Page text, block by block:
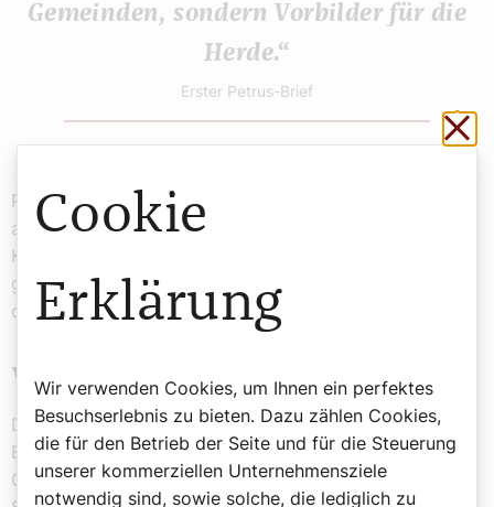
Gemeinden, sondern Vorbilder für die
Herde.“
Erster Petrus-Brief
Paulus, der große Missionar der frühen Kirche, gründete
auf seinen Missionsreisen Gemeinden in den Städten
Kleinasiens und Griechenlands. Paulus begleitete
gleichsam aus der Ferne „seine Gemeinden“, vor allem
durch seine Briefe.
Wie Paulus leitet und führt
Die sogenannten Grußlisten am Ende eines Paulus-
Briefes nennen Frauen und Männer, die in ihren Häusern
Gemeinden leiteten. So heißt es etwa im ältesten
Cookie
Erklärung
Wir verwenden Cookies, um Ihnen ein perfektes
Besuchserlebnis zu bieten. Dazu zählen Cookies,
die für den Betrieb der Seite und für die Steuerung
unserer kommerziellen Unternehmensziele
notwendig sind, sowie solche, die lediglich zu